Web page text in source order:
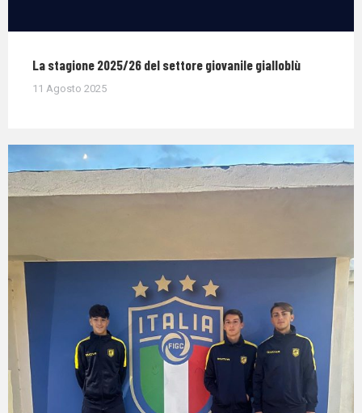
La stagione 2025/26 del settore giovanile gialloblù
11 Agosto 2025